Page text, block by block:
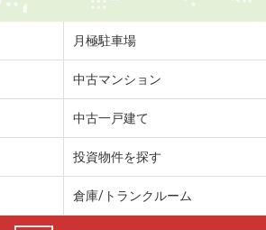
月極駐車場
中古マンション
中古一戸建て
投資物件を探す
倉庫/トランクルーム